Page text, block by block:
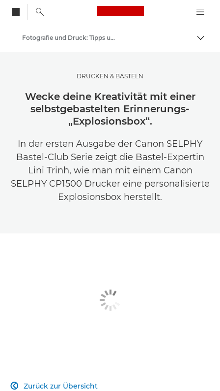
Canon Logo, back
Auf
Lasse dich inspirieren | Tipps zur Fotografie und zum Drucken sowie Kaufratgeber
Fotografie und Druck: Tipps und Techniken
DRUCKEN & BASTELN
Wecke deine Kreativität mit einer
selbstgebastelten Erinnerungs-
„Explosionsbox“.
In der ersten Ausgabe der Canon SELPHY
Bastel-Club Serie zeigt die Bastel-Expertin
Lini Trinh, wie man mit einem Canon
SELPHY CP1500 Drucker eine personalisierte
Explosionsbox herstellt.
Zurück zur Übersicht
